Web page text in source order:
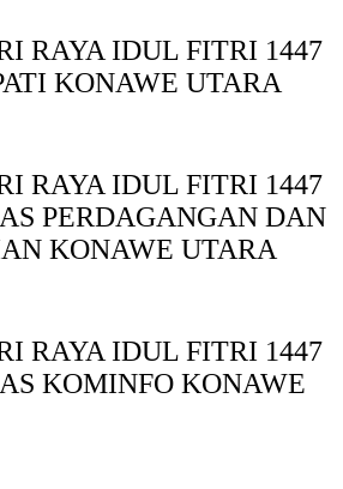
RAYA IDUL FITRI 1447
KONAWE UTARA
RAYA IDUL FITRI 1447
PERDAGANGAN DAN
KONAWE UTARA
RAYA IDUL FITRI 1447
KOMINFO KONAWE